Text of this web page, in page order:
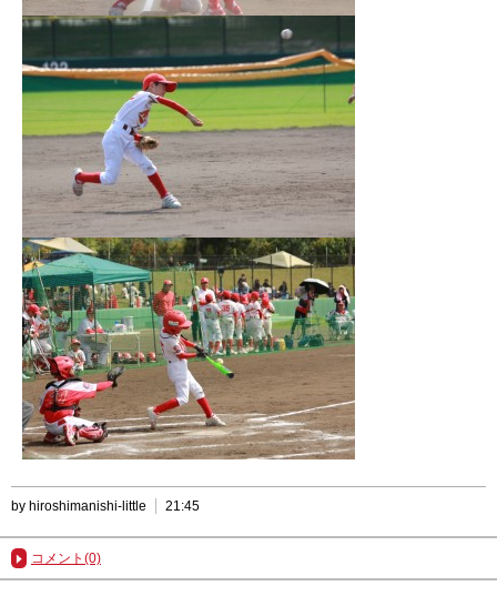
by hiroshimanishi-little 21:45
コメント(0)